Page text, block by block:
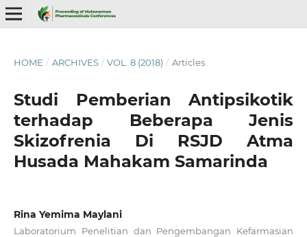
HOME / ARCHIVES / VOL. 8 (2018) / Articles
Studi Pemberian Antipsikotik
terhadap Beberapa Jenis
Skizofrenia Di RSJD Atma
Husada Mahakam Samarinda
Rina Yemima Maylani
Laboratorium Penelitian dan Pengembangan Kefarmasian